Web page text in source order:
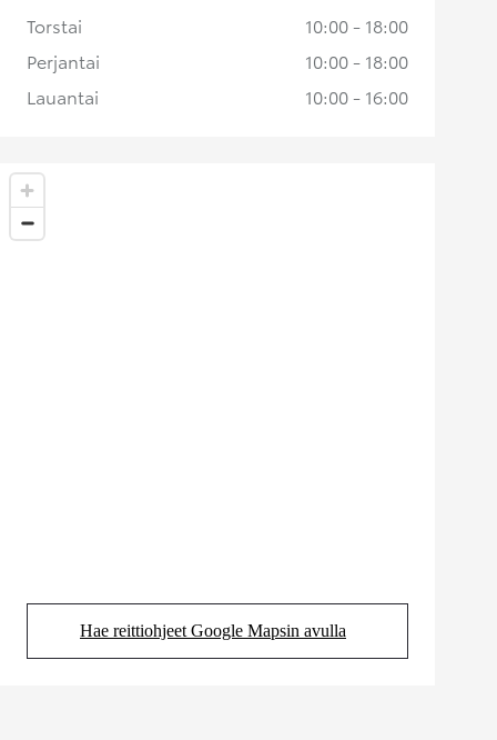
Hae reittiohjeet Google Mapsin avulla
(Aukeaa uudessa välilehdessä)
Torstai
10:00 - 18:00
Perjantai
10:00 - 18:00
Lauantai
10:00 - 16:00